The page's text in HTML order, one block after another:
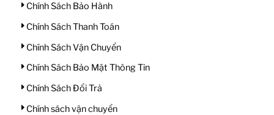
Chính Sách Bảo Hành
Chính Sách Thanh Toán
Chính Sách Vận Chuyển
Chính Sách Bảo Mật Thông Tin
Chính Sách Đổi Trả
Chính sách vận chuyển